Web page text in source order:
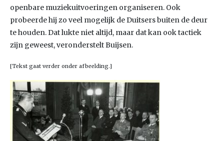
openbare muziekuitvoeringen organiseren. Ook
probeerde hij zo veel mogelijk de Duitsers buiten de deur
te houden. Dat lukte niet altijd, maar dat kan ook tactiek
zijn geweest, veronderstelt Buijsen.
[Tekst gaat verder onder afbeelding.]